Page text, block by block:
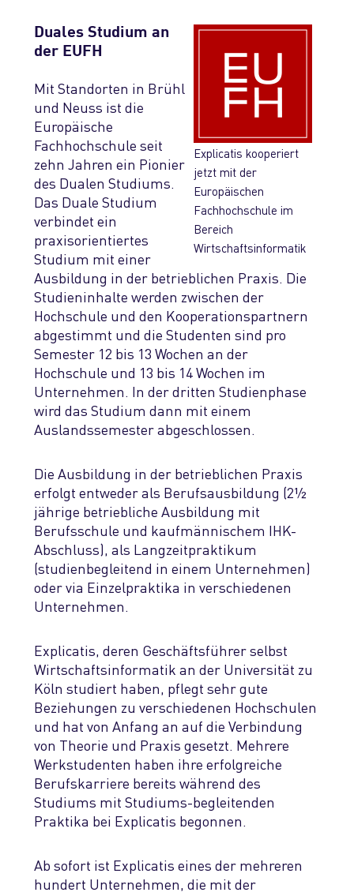
Explicatis kooperiert
jetzt mit der
Europäischen
Fachhochschule im
Bereich
Wirtschaftsinformatik
Duales Studium an
der EUFH
Mit Standorten in Brühl
und Neuss ist die
Europäische
Fachhochschule seit
zehn Jahren ein Pionier
des Dualen Studiums.
Das Duale Studium
verbindet ein
praxisorientiertes
Studium mit einer
Ausbildung in der betrieblichen Praxis. Die
Studieninhalte werden zwischen der
Hochschule und den Kooperationspartnern
abgestimmt und die Studenten sind pro
Semester 12 bis 13 Wochen an der
Hochschule und 13 bis 14 Wochen im
Unternehmen. In der dritten Studienphase
wird das Studium dann mit einem
Auslandssemester abgeschlossen.
Die Ausbildung in der betrieblichen Praxis
erfolgt entweder als Berufsausbildung (2½
jährige betriebliche Ausbildung mit
Berufsschule und kaufmännischem IHK-
Abschluss), als Langzeitpraktikum
(studienbegleitend in einem Unternehmen)
oder via Einzelpraktika in verschiedenen
Unternehmen.
Explicatis, deren Geschäftsführer selbst
Wirtschaftsinformatik an der Universität zu
Köln studiert haben, pflegt sehr gute
Beziehungen zu verschiedenen Hochschulen
und hat von Anfang an auf die Verbindung
von Theorie und Praxis gesetzt. Mehrere
Werkstudenten haben ihre erfolgreiche
Berufskarriere bereits während des
Studiums mit Studiums-begleitenden
Praktika bei Explicatis begonnen.
Ab sofort ist Explicatis eines der mehreren
hundert Unternehmen, die mit der